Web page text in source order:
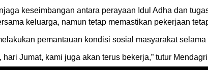
keseimbangan antara perayaan Idul Adha dan
keluarga, namun tetap memastikan pekerjaan
pemantauan kondisi sosial masyarakat
Jumat, kami juga akan terus bekerja,” tutur